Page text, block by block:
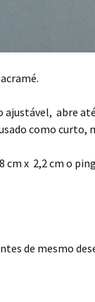
abre
como curto,
cm x 2,2 cm o
de mesmo